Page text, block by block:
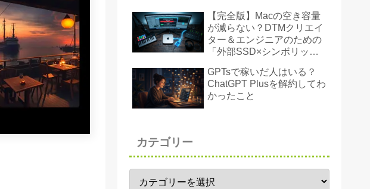
【完全版】Macの空き容量
が減らない？DTMクリエイ
ター＆エンジニアのための
「外部SSD×シンボリック
GPTsで稼いだ人はいる？
ChatGPT Plusを解約してわ
かったこと
カテゴリー